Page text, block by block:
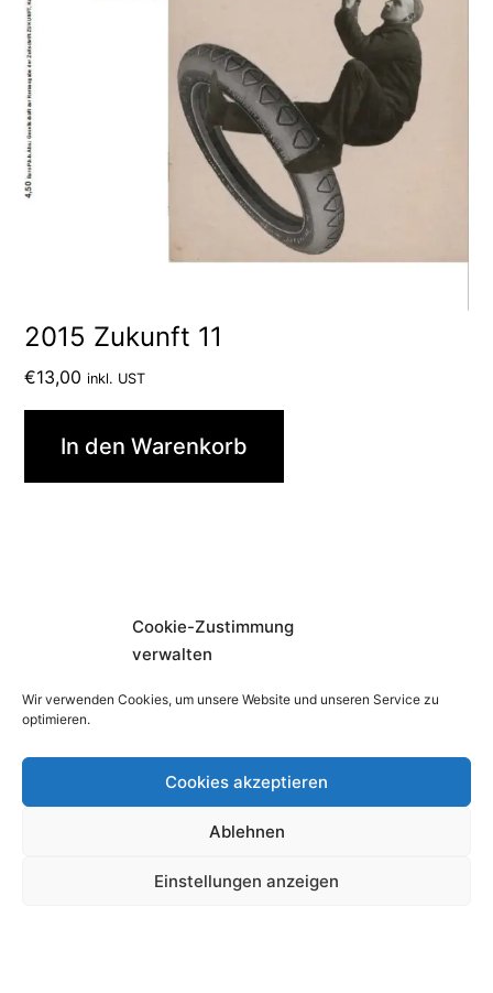
Cookie-Zustimmung
verwalten
Wir verwenden Cookies, um unsere Website und unseren Service zu
optimieren.
Cookies akzeptieren
Ablehnen
Einstellungen anzeigen
2015 Zukunft 11
€13,00 inkl. UST
In den Warenkorb
Manuskripteinsendungen